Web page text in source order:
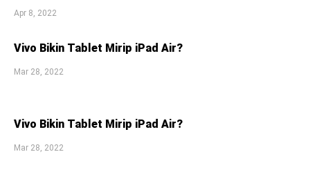
Apr 8, 2022
Vivo Bikin Tablet Mirip iPad Air?
Mar 28, 2022
Vivo Bikin Tablet Mirip iPad Air?
Mar 28, 2022